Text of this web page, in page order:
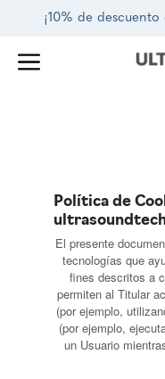
contenido
¡10% de
Política de
El presente
tecnologías que
fines descritos a
permiten al Titular
(por ejemplo,
(por ejemplo,
un Usuario